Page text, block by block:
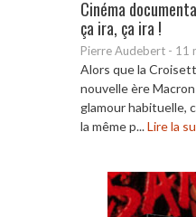
Cinéma
ça ira, ça ira !
Pierre Audebert - 11
Alors que la
nouvelle ère
glamour habituelle,
la même p...Lire la